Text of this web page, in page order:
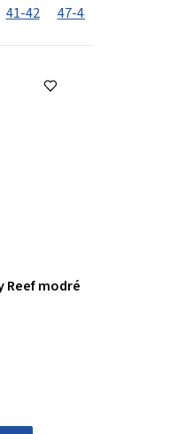
41-42 47-48
Reef modré